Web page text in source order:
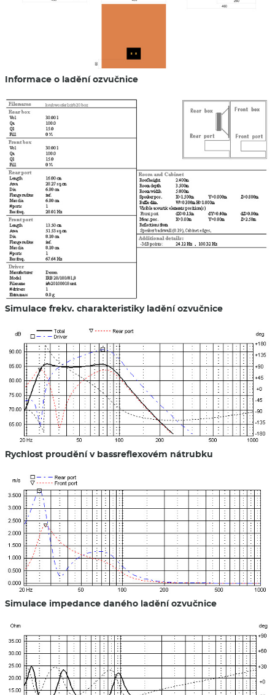
Informace o ladění ozvučnice
Simulace frekv. charakteristiky ladění ozvučnice
Rychlost proudění v bassreflexovém nátrubku
Simulace impedance daného ladění ozvučnice